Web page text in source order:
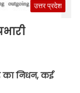
उत्तर प्रदेश
का निधन, कई